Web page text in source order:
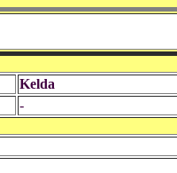
Kelda
-